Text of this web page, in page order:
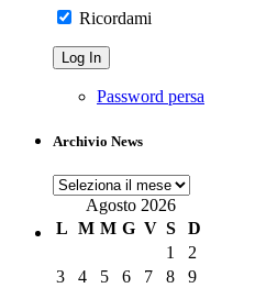
Ricordami
Password persa
Archivio News
Archivio
NewsAgosto 2026
L M M G V S
D
1
2
3
4 5 6 7 8
9